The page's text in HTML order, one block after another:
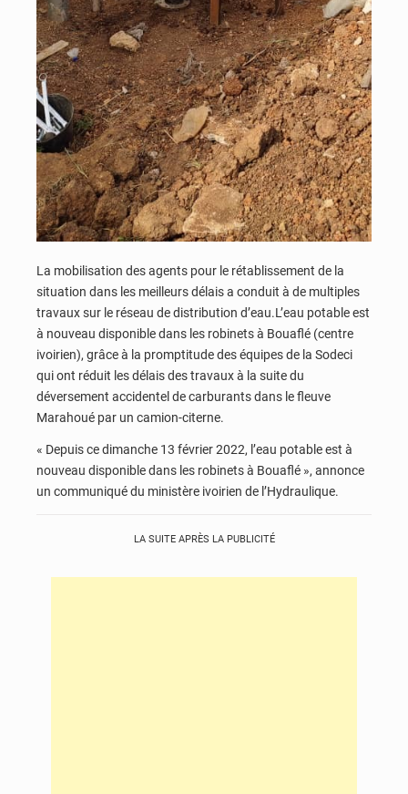
La mobilisation des agents pour le rétablissement de la
situation dans les meilleurs délais a conduit à de multiples
travaux sur le réseau de distribution d’eau.L’eau potable est
à nouveau disponible dans les robinets à Bouaflé (centre
ivoirien), grâce à la promptitude des équipes de la Sodeci
qui ont réduit les délais des travaux à la suite du
déversement accidentel de carburants dans le fleuve
Marahoué par un camion-citerne.
« Depuis ce dimanche 13 février 2022, l’eau potable est à
nouveau disponible dans les robinets à Bouaflé », annonce
un communiqué du ministère ivoirien de l’Hydraulique.
LA SUITE APRÈS LA PUBLICITÉ